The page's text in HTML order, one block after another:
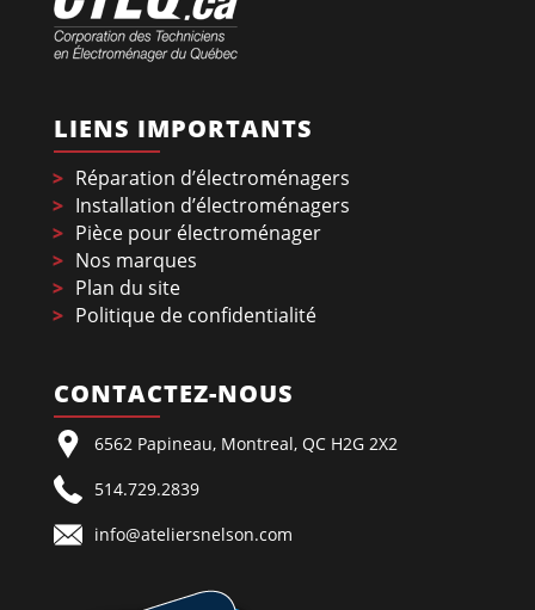
LIENS IMPORTANTS
Réparation d’électroménagers
Installation d’électroménagers
Pièce pour électroménager
Nos marques
Plan du site
Politique de confidentialité
CONTACTEZ-NOUS
6562 Papineau, Montreal, QC H2G 2X2
514.729.2839
info@ateliersnelson.com